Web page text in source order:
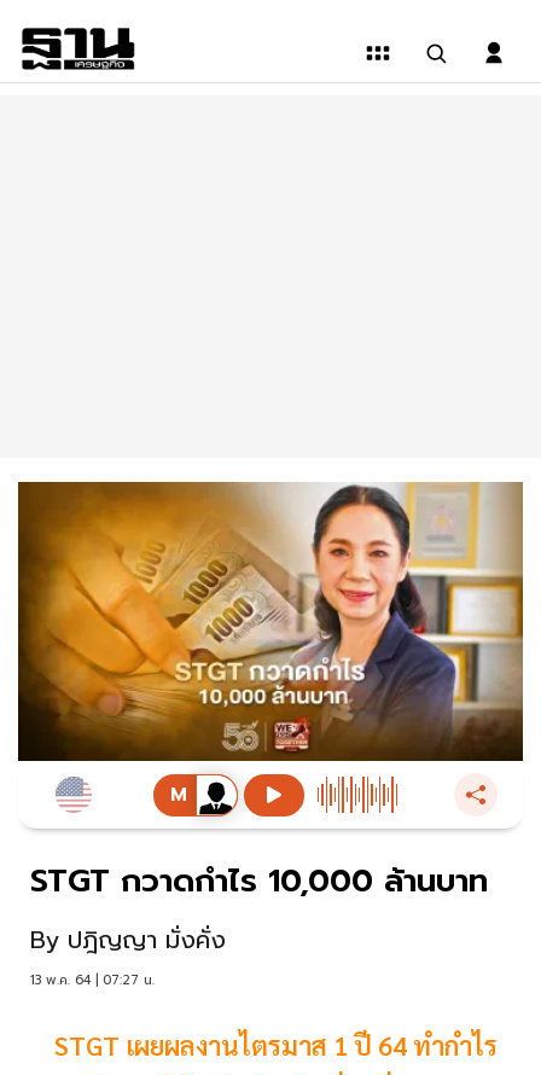
STGT กวาดกำไร 10,000 ล้านบาท
By ปฎิญญา มั่งคั่ง
13 พ.ค. 64 | 07:27 น.
STGT เผยผลงานไตรมาส 1 ปี 64 ทำกำไร